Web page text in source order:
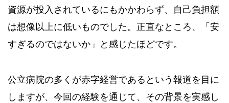
資源が投入されているにもかかわらず、自己負担額
は想像以上に低いものでした。正直なところ、「安
すぎるのではないか」と感じたほどです。
公立病院の多くが赤字経営であるという報道を目に
しますが、今回の経験を通じて、その背景を実感し